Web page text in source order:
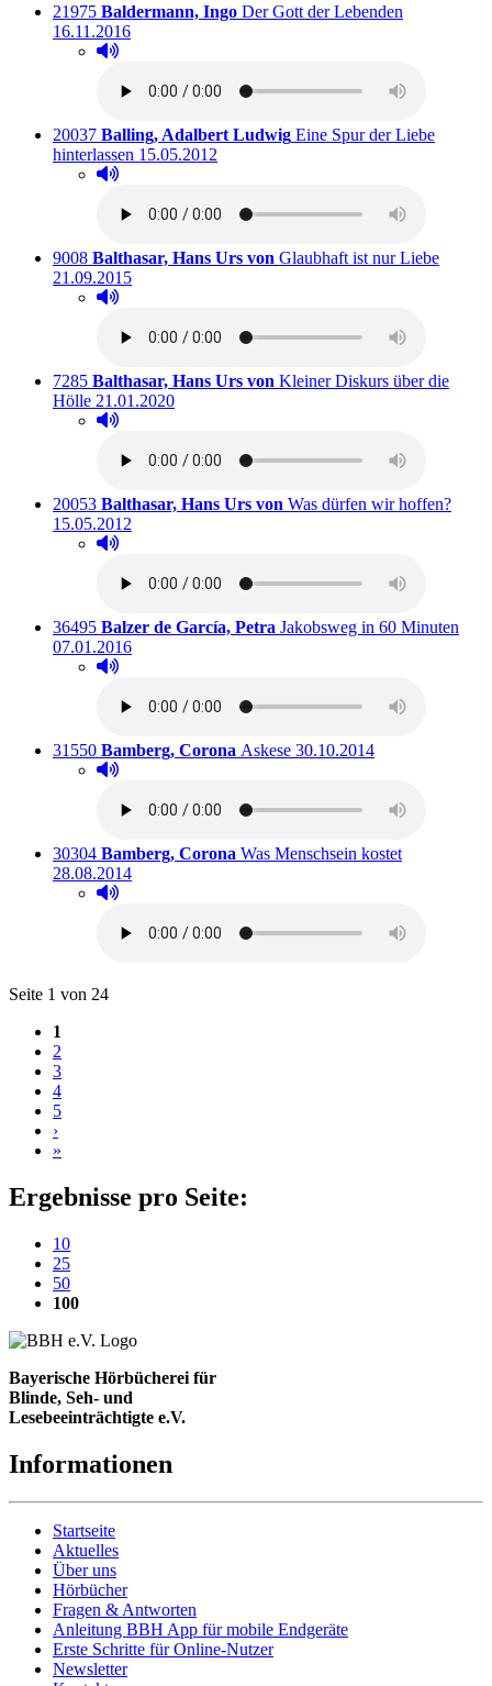
Titelnummer:
21975 von
Baldermann, Ingo: Der Gott der Lebenden
16.11.2016
Hörprobe abspielen
Hörprobe von Der Gott der Lebenden
Titelnummer:
20037 von
Balling, Adalbert Ludwig: Eine Spur der Liebe
hinterlassen Ausleihbar seit dem
15.05.2012
Hörprobe abspielen
Hörprobe von Eine Spur der Liebe hinterlassen
Titelnummer:
9008 von
Balthasar, Hans Urs von Glaubhaft ist nur Liebe
21.09.2015
Hörprobe abspielen
Hörprobe von Glaubhaft ist nur Liebe
Titelnummer:
7285 von
Balthasar, Hans Urs von Kleiner Diskurs über die
Hölle Ausleihbar seit dem
21.01.2020
Hörprobe abspielen
Hörprobe von Kleiner Diskurs über die Hölle
Titelnummer:
20053 von
Balthasar, Hans Urs von Was dürfen wir hoffen?
15.05.2012
Hörprobe abspielen
Hörprobe von Was dürfen wir hoffen?
Titelnummer:
36495 von
Balzer de García, Petra Jakobsweg in 60 Minuten
07.01.2016
Hörprobe abspielen
Hörprobe von Jakobsweg in 60 Minuten
Titelnummer:
31550 von
Bamberg, Corona Askese Ausleihbar seit dem
30.10.2014
Hörprobe abspielen
Hörprobe von Askese
Titelnummer:
30304 von
Bamberg, Corona Was Menschsein kostetAusleihbar
28.08.2014
Hörprobe abspielen
Hörprobe von Was Menschsein kostet
Blättern
Seite 1 von 24
1
2
3
4
5
›
»
Ergebnisse pro Seite:
10
25
50
100(aktuelle Einstellung)
Bayerische Hörbücherei für
Blinde, Seh- und
Lesebeeinträchtigte e.V.
Informationen
Startseite
Aktuelles
Über uns
Hörbücher
Fragen & Antworten
Anleitung BBH App für mobile Endgeräte
Erste Schritte für Online-Nutzer
Newsletter